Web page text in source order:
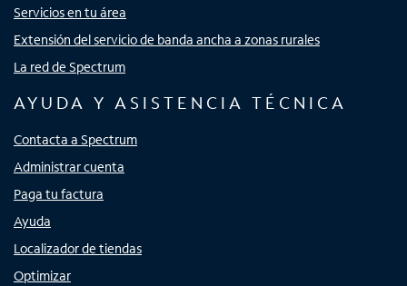
Servicios en tu área
Extensión del servicio de banda ancha a zonas rurales
La red de Spectrum
AYUDA Y ASISTENCIA TÉCNICA
Contacta a Spectrum
Administrar cuenta
Paga tu factura
Ayuda
Localizador de tiendas
Optimizar